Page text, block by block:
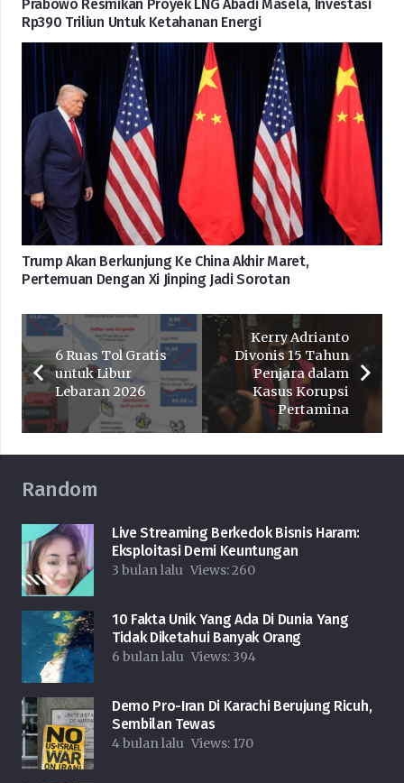
Prabowo Resmikan Proyek LNG Abadi Masela, Investasi
Rp390 Triliun Untuk Ketahanan Energi
Trump Akan Berkunjung Ke China Akhir Maret,
Pertemuan Dengan Xi Jinping Jadi Sorotan
6 Ruas Tol Gratis
untuk Libur
Lebaran 2026
Kerry Adrianto
Divonis 15 Tahun
Penjara dalam
Kasus Korupsi
Pertamina
Random
Live Streaming Berkedok Bisnis Haram:
Eksploitasi Demi Keuntungan
3 bulan lalu Views:260
10 Fakta Unik Yang Ada Di Dunia Yang
Tidak Diketahui Banyak Orang
6 bulan lalu Views: 394
Demo Pro-Iran Di Karachi Berujung Ricuh,
Sembilan Tewas
4 bulan lalu Views: 170